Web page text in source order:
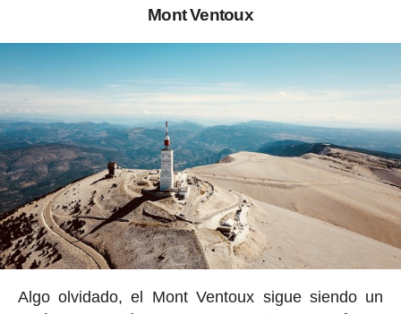
Mont Ventoux
Algo olvidado, el Mont Ventoux sigue siendo un